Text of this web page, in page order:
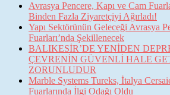
Avrasya Pencere, Kapı ve Cam
Binden Fazla Ziyaretçiyi Ağırladı!
Yapı Sektörünün Geleceği Avrasya
Fuarları’nda Şekillenecek
BALIKESİR’DE YENİDEN
ÇEVRENİN GÜVENLİ HALE
ZORUNLUDUR
Marble Systems Tureks, İtalya
Fuarlarında İlgi Odağı Oldu